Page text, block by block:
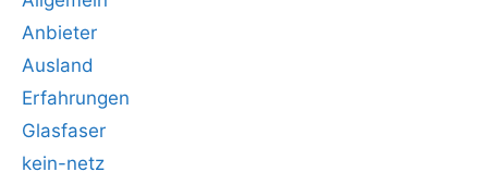
Anbieter
Ausland
Erfahrungen
Glasfaser
kein-netz